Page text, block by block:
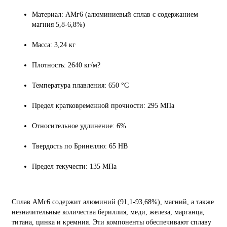
Материал: АМг6 (алюминиевый сплав с содержанием
магния 5,8-6,8%)
Масса: 3,24 кг
Плотность: 2640 кг/м?
Температура плавления: 650 °C
Предел кратковременной прочности: 295 МПа
Относительное удлинение: 6%
Твердость по Бринеллю: 65 HB
Предел текучести: 135 МПа
Сплав АМг6 содержит алюминий (91,1-93,68%), магний, а также
незначительные количества бериллия, меди, железа, марганца,
титана, цинка и кремния. Эти компоненты обеспечивают сплаву